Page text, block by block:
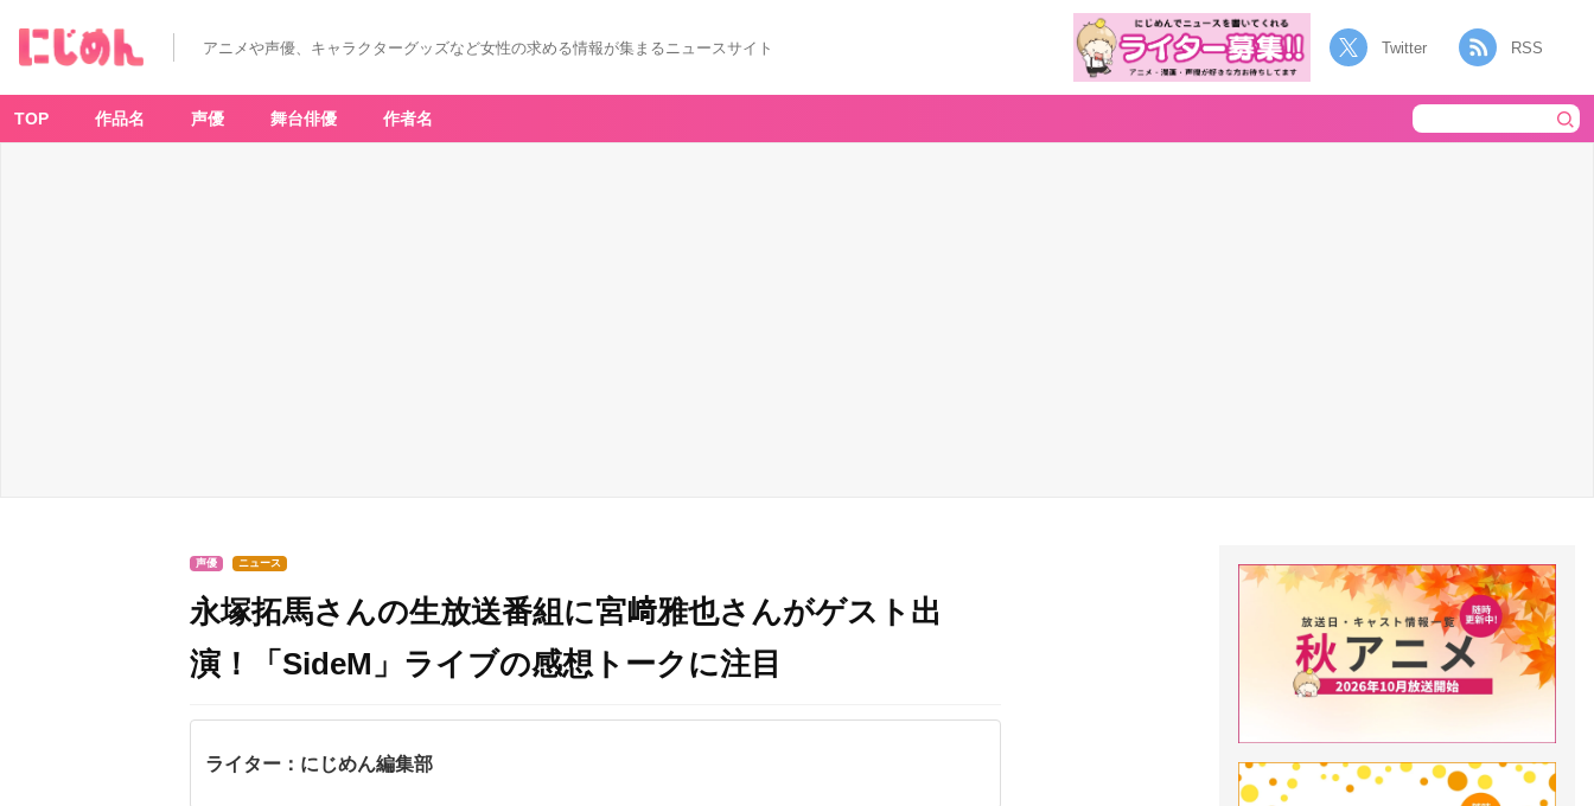
アニメや声優、キャラクターグッズなど女性の求める情報が集まるニュースサイト Twitter RSS
TOP 作品名 声優 舞台俳優 作者名
声優 ニュース
永塚拓馬さんの生放送番組に宮﨑雅也さんがゲスト出
演！「SideM」ライブの感想トークに注目
ライター：にじめん編集部